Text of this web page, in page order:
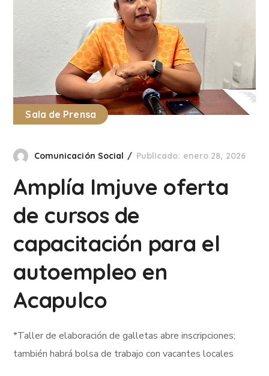
Sala de Prensa
Comunicación Social Publicado: enero 28, 2026
Amplía Imjuve oferta
de cursos de
capacitación para el
autoempleo en
Acapulco
*Taller de elaboración de galletas abre inscripciones;
también habrá bolsa de trabajo con vacantes locales